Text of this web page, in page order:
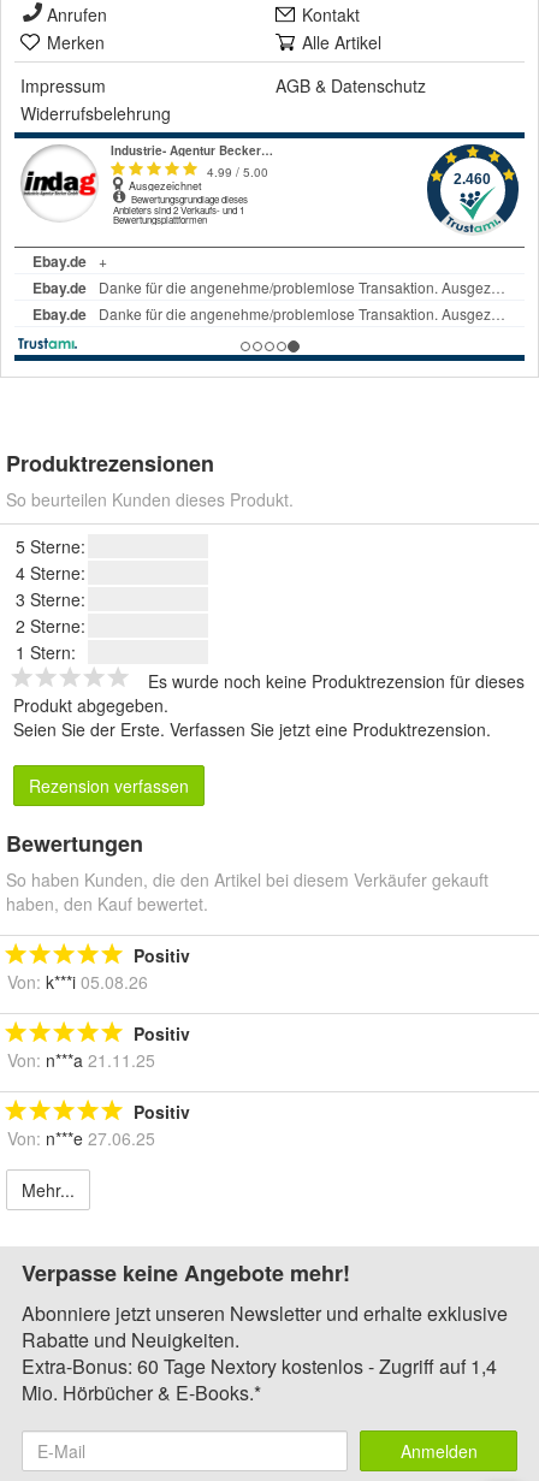
Anrufen
Kontakt
Merken
Alle Artikel
Impressum
AGB & Datenschutz
Widerrufsbelehrung
Produktrezensionen
So beurteilen Kunden dieses Produkt.
5 Sterne:
4 Sterne:
3 Sterne:
2 Sterne:
1 Stern:
Es wurde noch keine Produktrezension für dieses
Produkt abgegeben.
Seien Sie der Erste. Verfassen Sie jetzt eine Produktrezension.
Rezension verfassen
Bewertungen
So haben Kunden, die den Artikel bei diesem Verkäufer gekauft
haben, den Kauf bewertet.
Positiv
Von: k***i 05.08.26
Positiv
Von: n***a 21.11.25
Positiv
Von: n***e 27.06.25
Mehr...
Verpasse keine Angebote mehr!
Abonniere jetzt unseren Newsletter und erhalte exklusive
Rabatte und Neuigkeiten.
Extra-Bonus: 60 Tage Nextory kostenlos - Zugriff auf 1,4
Mio. Hörbücher & E-Books.*
Anmelden